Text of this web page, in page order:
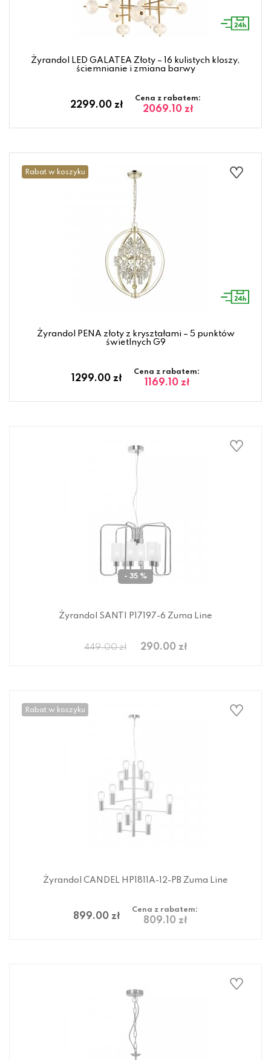
Żyrandol LED GALATEA Złoty – 16 kulistych kloszy,
ściemnianie i zmiana barwy
2299.00 zł
Cena z rabatem:
2069.10 zł
Rabat w koszyku
Żyrandol PENA złoty z kryształami – 5 punktów
świetlnych G9
1299.00 zł
Cena z rabatem:
1169.10 zł
- 35 %
Żyrandol SANTI P17197-6 Zuma Line
449.00 zł 290.00 zł
Rabat w koszyku
Żyrandol CANDEL HP1811A-12-PB Zuma Line
899.00 zł
Cena z rabatem:
809.10 zł